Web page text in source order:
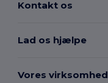
Kontakt os
Lad os hjælpe
Vores virksomhed